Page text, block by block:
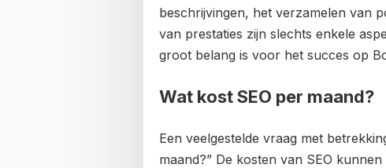
beschrijvingen, het verzamelen van
van prestaties zijn slechts enkele
groot belang is voor het succes op
Wat kost SEO per maand?
Een veelgestelde vraag met
maand?” De kosten van SEO